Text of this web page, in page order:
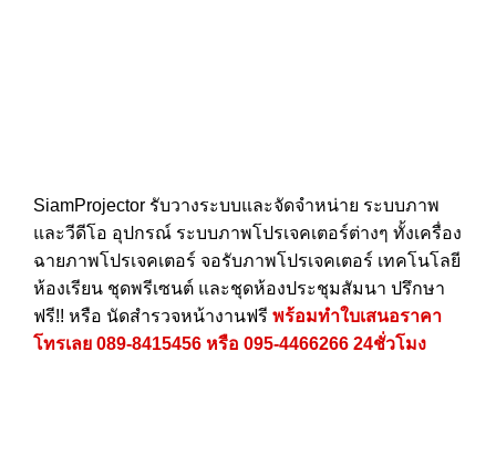
SiamProjector รับวางระบบและจัดจำหน่าย ระบบภาพ
และวีดีโอ อุปกรณ์ ระบบภาพโปรเจคเตอร์ต่างๆ ทั้งเครื่อง
ฉายภาพโปรเจคเตอร์ จอรับภาพโปรเจคเตอร์ เทคโนโลยี
ห้องเรียน ชุดพรีเซนต์ และชุดห้องประชุมสัมนา ปรึกษา
ฟรี!! หรือ นัดสำรวจหน้างานฟรี พร้อมทำใบเสนอราคา
โทรเลย 089-8415456 หรือ 095-4466266 24ชั่วโมง